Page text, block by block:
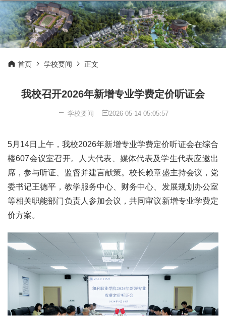
首页 学校要闻 正文
我校召开2026年新增专业学费定价听证会
学校要闻 2026-05-14 05:05:57
5月14日上午，我校2026年新增专业学费定价听证会在综合
楼607会议室召开。人大代表、媒体代表及学生代表应邀出
席，参与听证、监督并建言献策。校长赖章盛主持会议，党
委书记王德平，教学服务中心、财务中心、发展规划办公室
等相关职能部门负责人参加会议，共同审议新增专业学费定
价方案。